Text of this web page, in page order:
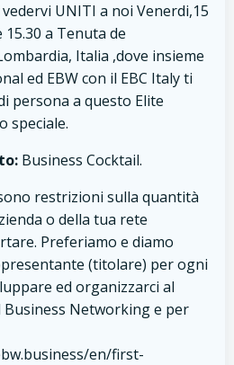
UNITI a noi Venerdi,15
a Tenuta de
Italia ,dove insieme
ed EBW con il EBC Italy ti
persona a questo Elite
speciale.
Business Cocktail.
restrizioni sulla quantità
o della tua rete
Preferiamo e diamo
(titolare) per ogni
ed organizzarci al
Networking e per
en/first-